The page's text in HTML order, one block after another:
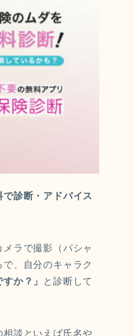
診断・アドバイス
ラで撮影（パシャ
、自分のキャラク
か？」
と診断して
談といえば氏名や